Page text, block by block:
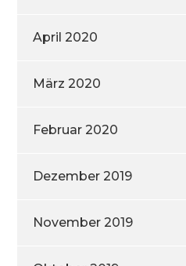
April 2020
März 2020
Februar 2020
Dezember 2019
November 2019